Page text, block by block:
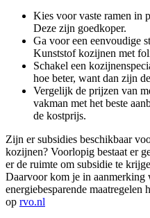
Kies voor vaste ramen in
Deze zijn goedkoper.
Ga voor een eenvoudige
Kunststof kozijnen met
Schakel een
hoe beter, want dan zijn
Vergelijk de prijzen van
vakman met het beste
de kostprijs.
Zijn er subsidies beschikbaar
kozijnen? Voorlopig bestaat er
er de ruimte om subsidie te
Daarvoor kom je in aanmerking
energiebesparende maatregelen
op rvo.nl